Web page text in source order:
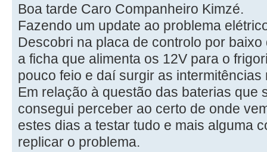
Boa tarde Caro Companheiro Kimzé.
Fazendo um update ao problema
Descobri na placa de controlo por
a ficha que alimenta os 12V para o
pouco feio e daí surgir as
Em relação à questão das baterias que
consegui perceber ao certo de onde
estes dias a testar tudo e mais alguma
replicar o problema.